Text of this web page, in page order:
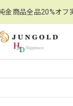
金商品全品20%オフ